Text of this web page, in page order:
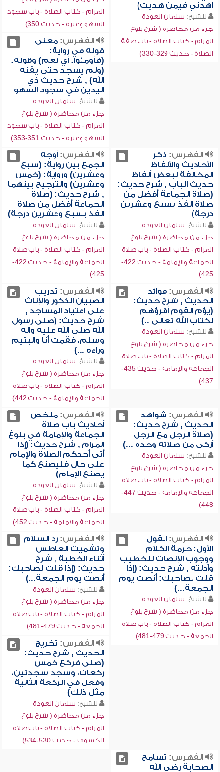
اهدني فيمن هديت)
للشيخ: سلمان العودة
جزء من محاضرة ( شرح بلوغ
المرام - كتاب الصلاة - باب صفة
الصلاة - حديث 329-330)
المرام - كتاب الصلاة - باب سجود
السهو وغيره - حديث 350)
الفهرس:معنى
قوله في رواية:
(فأومئوا: أي نعم) وقوله:
(ولم يسجد حتى يقنه
الله) , شرح حديث ذي
اليدين في سجود السهو
للشيخ: سلمان العودة
جزء من محاضرة ( شرح بلوغ
المرام - كتاب الصلاة - باب سجود
السهو وغيره - حديث 351-353)
الفهرس: ذكر
الأحاديث والألفاظ
المخالفة لبعض ألفاظ
حديث الباب , شرح حديث:
(صلاة الجماعة أفضل من
صلاة الفذ بسبع وعشرين
درجة)
للشيخ: سلمان العودة
جزء من محاضرة ( شرح بلوغ
المرام - كتاب الصلاة - باب صلاة
الجماعة والإمامة - حديث 422-
425)
الفهرس:أوجه
الجمع بين رواية: (سبع
وعشرين) ورواية: (خمس
وعشرين) والترجيح بينهما
, شرح حديث: (صلاة
الجماعة أفضل من صلاة
الفذ بسبع وعشرين درجة)
للشيخ: سلمان العودة
جزء من محاضرة ( شرح بلوغ
المرام - كتاب الصلاة - باب صلاة
الجماعة والإمامة - حديث 422-
425)
الفهرس:فوائد
الحديث , شرح حديث:
(يؤم القوم أقرؤهم
لكتاب الله تعالى ..)
للشيخ: سلمان العودة
جزء من محاضرة ( شرح بلوغ
المرام - كتاب الصلاة - باب صلاة
الجماعة والإمامة - حديث 435-
437)
الفهرس: تدريب
الصبيان الذكور والإناث
على اعتياد المساجد ,
شرح حديث: (صلى رسول
الله صلى الله عليه وآله
وسلم، فقمت أنا واليتيم
وراءه ...)
للشيخ: سلمان العودة
جزء من محاضرة ( شرح بلوغ
المرام - كتاب الصلاة - باب صلاة
الجماعة والإمامة - حديث 442)
الفهرس: شواهد
الحديث , شرح حديث:
(صلاة الرجل مع الرجل
أزكى من صلاته وحده ...)
للشيخ: سلمان العودة
جزء من محاضرة ( شرح بلوغ
المرام - كتاب الصلاة - باب صلاة
الجماعة والإمامة - حديث 447-
448)
الفهرس:ملخص
أحاديث باب صلاة
الجماعة والإمامة في بلوغ
المرام , شرح حديث: (إذا
أتى أحدكم الصلاة والإمام
على حال فليصنع كما
يصنع الإمام)
للشيخ: سلمان العودة
جزء من محاضرة ( شرح بلوغ
المرام - كتاب الصلاة - باب صلاة
الجماعة والامامة - حديث 452)
الفهرس:القول
الأول: حرمة الكلام
ووجوب الإنصات للخطيب
وأدلته , شرح حديث: (إذا
قلت لصاحبك: أنصت يوم
الجمعة...)
للشيخ: سلمان العودة
جزء من محاضرة ( شرح بلوغ
المرام - كتاب الصلاة - باب صلاة
الجمعة - حديث 479-481)
الفهرس:رد السلام
وتشميت العاطس
أثناء الخطبة , شرح
حديث: (إذا قلت لصاحبك:
أنصت يوم الجمعة...)
للشيخ: سلمان العودة
جزء من محاضرة ( شرح بلوغ
المرام - كتاب الصلاة - باب صلاة
الجمعة - حديث 479-481)
الفهرس: تخريج
الحديث , شرح حديث:
(صلى فركع خمس
ركعات، وسجد سجدتين،
وفعل في الركعة الثانية
مثل ذلك)
للشيخ: سلمان العودة
جزء من محاضرة ( شرح بلوغ
المرام - كتاب الصلاة - باب صلاة
الكسوف - حديث 530-534)
الفهرس: تسامح
الصحابة رضي الله